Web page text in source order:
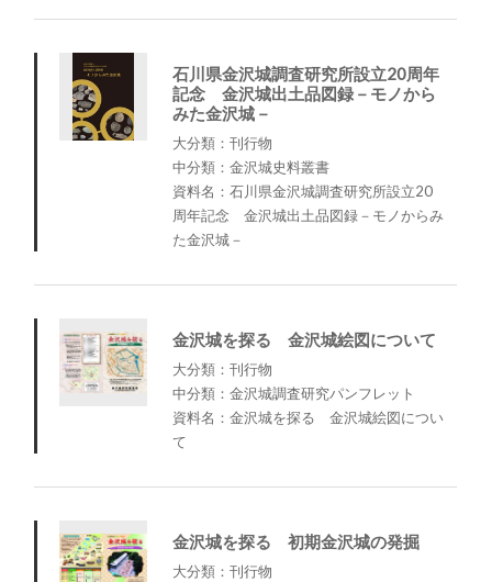
石川県金沢城調査研究所設立20周年
記念 金沢城出土品図録－モノから
みた金沢城－
大分類：刊行物
中分類：金沢城史料叢書
資料名：石川県金沢城調査研究所設立20
周年記念 金沢城出土品図録－モノからみ
た金沢城－
金沢城を探る 金沢城絵図について
大分類：刊行物
中分類：金沢城調査研究パンフレット
資料名：金沢城を探る 金沢城絵図につい
て
金沢城を探る 初期金沢城の発掘
大分類：刊行物